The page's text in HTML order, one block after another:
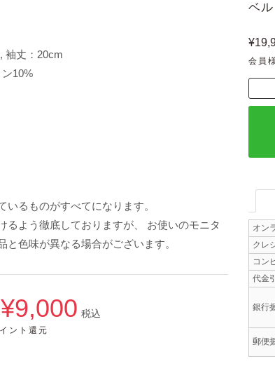
袖丈：20cm
10%
るものがすべてになります。
よう徹底しておりますが、 お使いのモニタ
色味が異なる場合がございます。
¥9,000 税込
ント還元
ベ
会員
オン
クレ
コン
代金
銀行
郵便